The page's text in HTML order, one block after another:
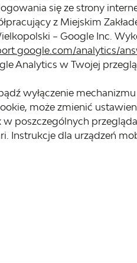
się ze strony
z Miejskim
– Google Inc.
analytics/
Analytics w Twojej
wyłączenie
może zmienić
poszczególnych
Instrukcje dla urządzeń